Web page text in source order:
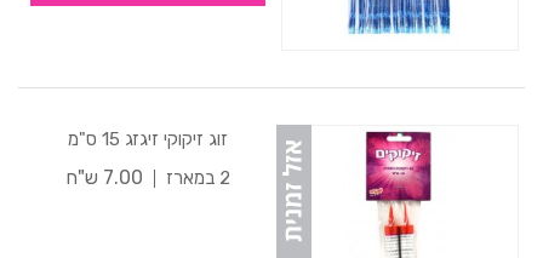
זוג זיקוקי זיגזג 15 ס"מ
2 במארז
7.00 ש"ח